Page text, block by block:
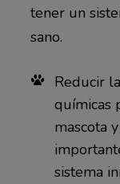
tener un
sano.
Reducir
químicas
mascota
sistema